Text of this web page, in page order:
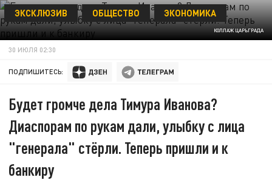
КОЛЛАЖ ЦАРЬГРАДА
ЭКСКЛЮЗИВ ОБЩЕСТВО ЭКОНОМИКА
30 ИЮЛЯ 02:30
ПОДПИШИТЕСЬ:
Будет громче дела Тимура Иванова?
Диаспорам по рукам дали, улыбку с лица
"генерала" стёрли. Теперь пришли и к
банкиру